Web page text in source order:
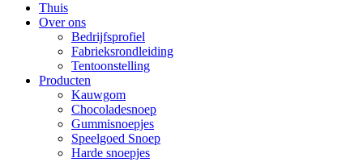
Thuis
Over ons
Bedrijfsprofiel
Fabrieksrondleiding
Tentoonstelling
Producten
Kauwgom
Chocoladesnoep
Gummisnoepjes
Speelgoed Snoep
Harde snoepjes